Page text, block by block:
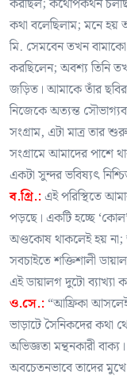
করছিল; কথোপকথন
কথা বলেছিলাম; মনে
মি. সেমবেন তখন
করছিলেন; অবশ্য তিনি
জড়িত। আমাকে তাঁর ছবির
নিজেকে অত্যন্ত
সংগ্রাম, এটা মাত্র তার
সংগ্রামে আমাদের পাশে
একটা সুন্দর ভবিষ্যৎ
ব.গ্রি.:এই পরিস্থিতে
পড়ছে। একটি হচ্ছে
অণ্ডকোষ থাকলেই হয়
সবচাইতে শক্তিশালী
এই ডায়ালগ দুটো ব্যাখ্যা
ও.সে.: “আফ্রিকা আসলেই
ভাড়াটে সৈনিকদের কথা
অভিজ্ঞতা মন্থনকারী
অবচেতনভাবে তাদের